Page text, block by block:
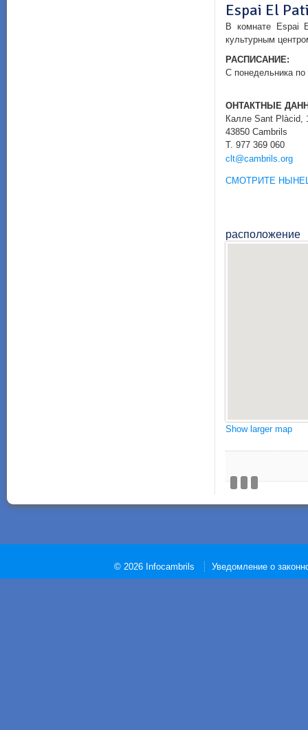
Espai El
В комнате Espai
культурным
РАСПИСАНИЕ:
С понедельника по
ОНТАКТНЫЕ
Калле Sant Plàcid,
43850 Cambrils
T. 977 369 060
clt@cambrils.org
СМОТРИТЕ
расположение
Show larger map
© 2026 Infocambrils Уведомление о